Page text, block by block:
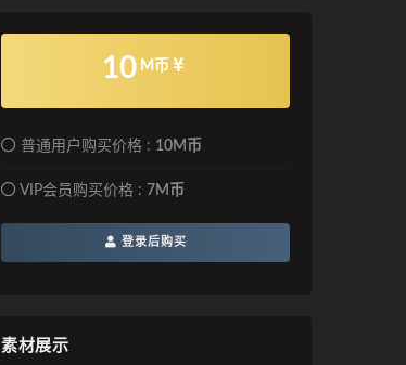
10 M币
普通用户购买价格 : 10M币
VIP会员购买价格 : 7M币
登录后购买
素材展示